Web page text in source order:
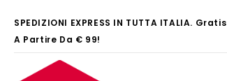
SPEDIZIONI EXPRESS IN TUTTA ITALIA. Gratis
A Partire Da € 99!